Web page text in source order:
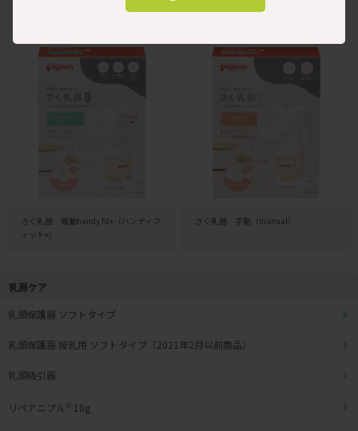
さく乳器 電動 pro personal R（プロパ
さく乳ボトルキット（追加用ボトル）
さく乳器 電動handy fit+（ハンディフ
ィット+）
さく乳器 手動（manual）
乳房ケア
乳頭保護器 ソフトタイプ
乳頭保護器 授乳用 ソフトタイプ（2021年2月以前商品）
乳頭吸引器
リペアニプル ® 10g